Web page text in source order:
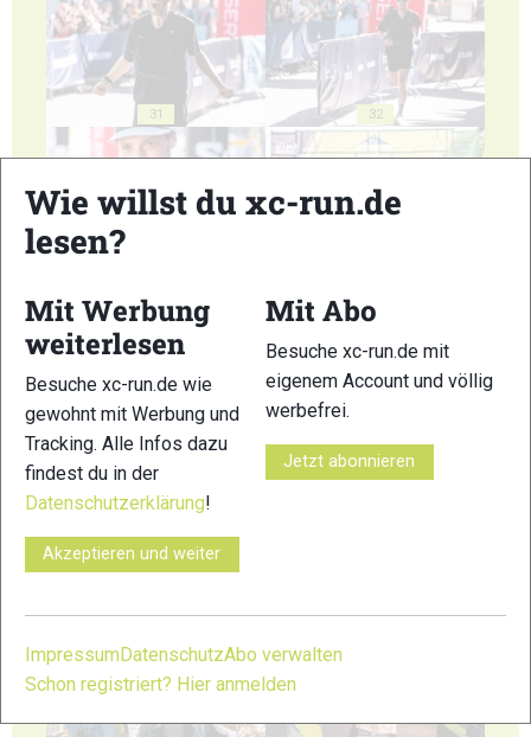
31 32
35 36
Wie willst du xc-run.de
lesen?
Mit Werbung
weiterlesen
Besuche xc-run.de wie
gewohnt mit Werbung und
Tracking. Alle Infos dazu
findest du in der
Datenschutzerklärung!
Akzeptieren und weiter
Mit Abo
Besuche xc-run.de mit
eigenem Account und völlig
werbefrei.
Jetzt abonnieren
Impressum DatenschutzAbo verwalten
Schon registriert? Hier anmelden